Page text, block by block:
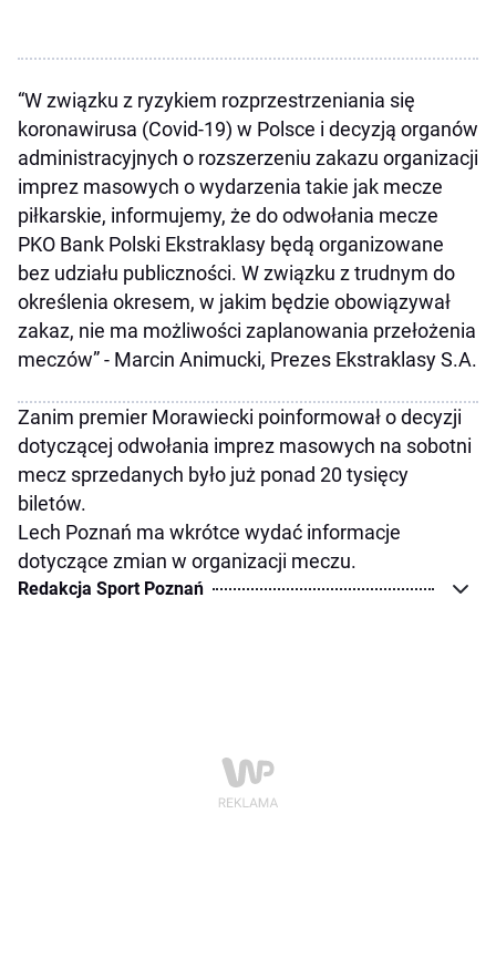
“W związku z ryzykiem rozprzestrzeniania się
koronawirusa (Covid-19) w Polsce i decyzją organów
administracyjnych o rozszerzeniu zakazu organizacji
imprez masowych o wydarzenia takie jak mecze
piłkarskie, informujemy, że do odwołania mecze
PKO Bank Polski Ekstraklasy będą organizowane
bez udziału publiczności. W związku z trudnym do
określenia okresem, w jakim będzie obowiązywał
zakaz, nie ma możliwości zaplanowania przełożenia
meczów” - Marcin Animucki, Prezes Ekstraklasy S.A.
Zanim premier Morawiecki poinformował o decyzji
dotyczącej odwołania imprez masowych na sobotni
mecz sprzedanych było już ponad 20 tysięcy
biletów.
Lech Poznań ma wkrótce wydać informacje
dotyczące zmian w organizacji meczu.
Redakcja Sport Poznań